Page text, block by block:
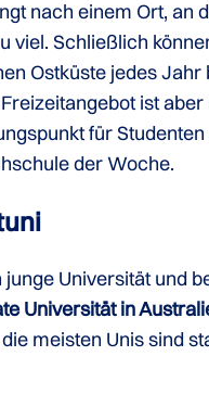
nach einem Ort, an
viel. Schließlich
Ostküste jedes
ist
für
der Woche.
Universität und
Universität in
meisten Unis sind